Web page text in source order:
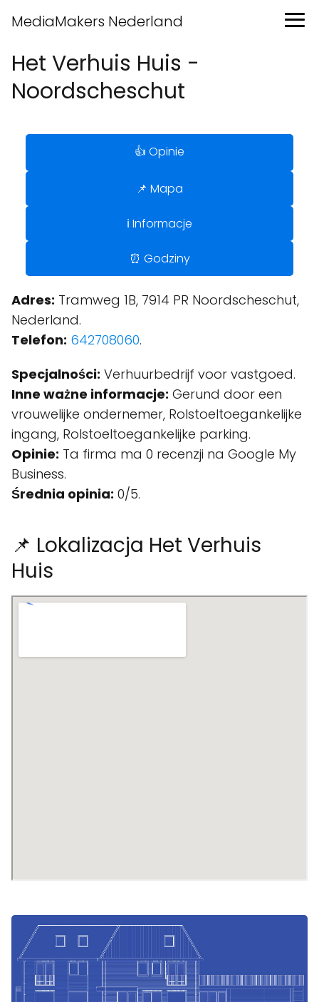
MediaMakers Nederland
Het Verhuis Huis -
Noordscheschut
👍 Opinie
📌 Mapa
ℹ️ Informacje
⏰ Godziny
Adres: Tramweg 1B, 7914 PR Noordscheschut,
Nederland.
Telefon: 642708060.
Specjalności: Verhuurbedrijf voor vastgoed.
Inne ważne informacje: Gerund door een
vrouwelijke ondernemer, Rolstoeltoegankelijke
ingang, Rolstoeltoegankelijke parking.
Opinie: Ta firma ma 0 recenzji na Google My
Business.
Średnia opinia: 0/5.
📌 Lokalizacja Het Verhuis
Huis